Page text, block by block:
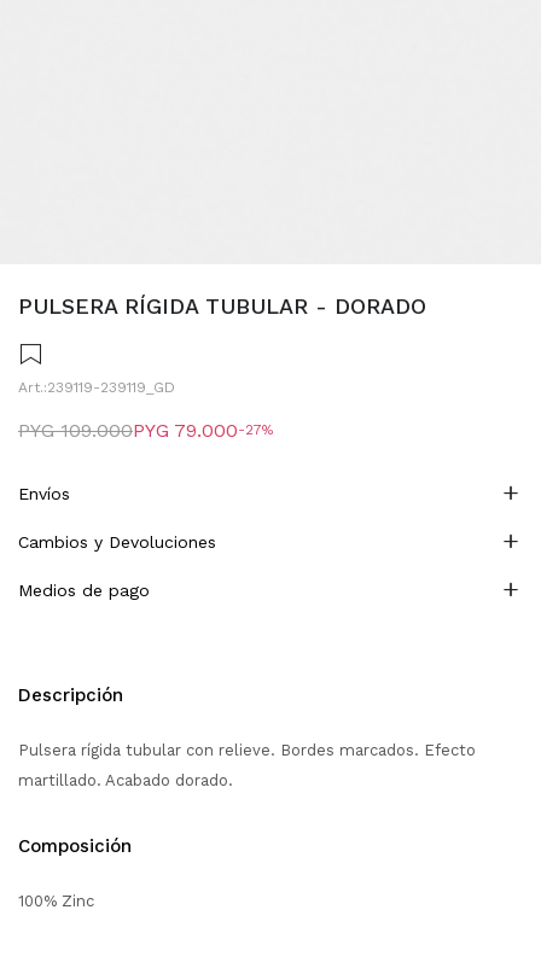
PULSERA RÍGIDA TUBULAR - DORADO
239119-239119_GD
PYG 79.000
PYG 109.000 27
Envíos
Cambios y Devoluciones
Medios de pago
Descripción
Pulsera rígida tubular con relieve. Bordes marcados. Efecto
martillado. Acabado dorado.
Composición
100% Zinc